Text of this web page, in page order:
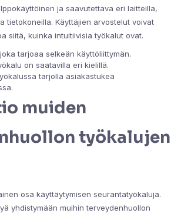
ja saavutettava eri laitteilla,
tietokoneilla. Käyttäjien arvostelut voivat
siitä, kuinka intuitiivisia työkalut ovat.
tarjoaa selkeän käyttöliittymän.
on saatavilla eri kielillä.
tarjolla asiakastukea
muiden
työkalujen
osa käyttäytymisen seurantatyökaluja.
yhdistymään muihin terveydenhuollon